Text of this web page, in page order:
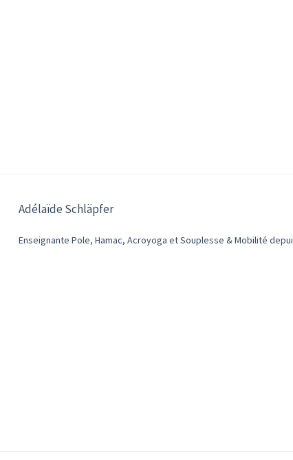
Adélaïde Schläpfer
Enseignante Pole, Hamac, Acroyoga et Souplesse & Mobilité